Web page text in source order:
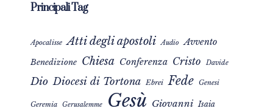
Principali Tag
Apocalisse Atti degli apostoli Audio Avvento
Benedizione Chiesa Conferenza Cristo Davide
Dio Diocesi di Tortona Ebrei Fede Genesi
Geremia Gerusalemme Gesù Giovanni Isaia